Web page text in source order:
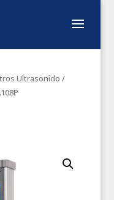
Ultrasonido /